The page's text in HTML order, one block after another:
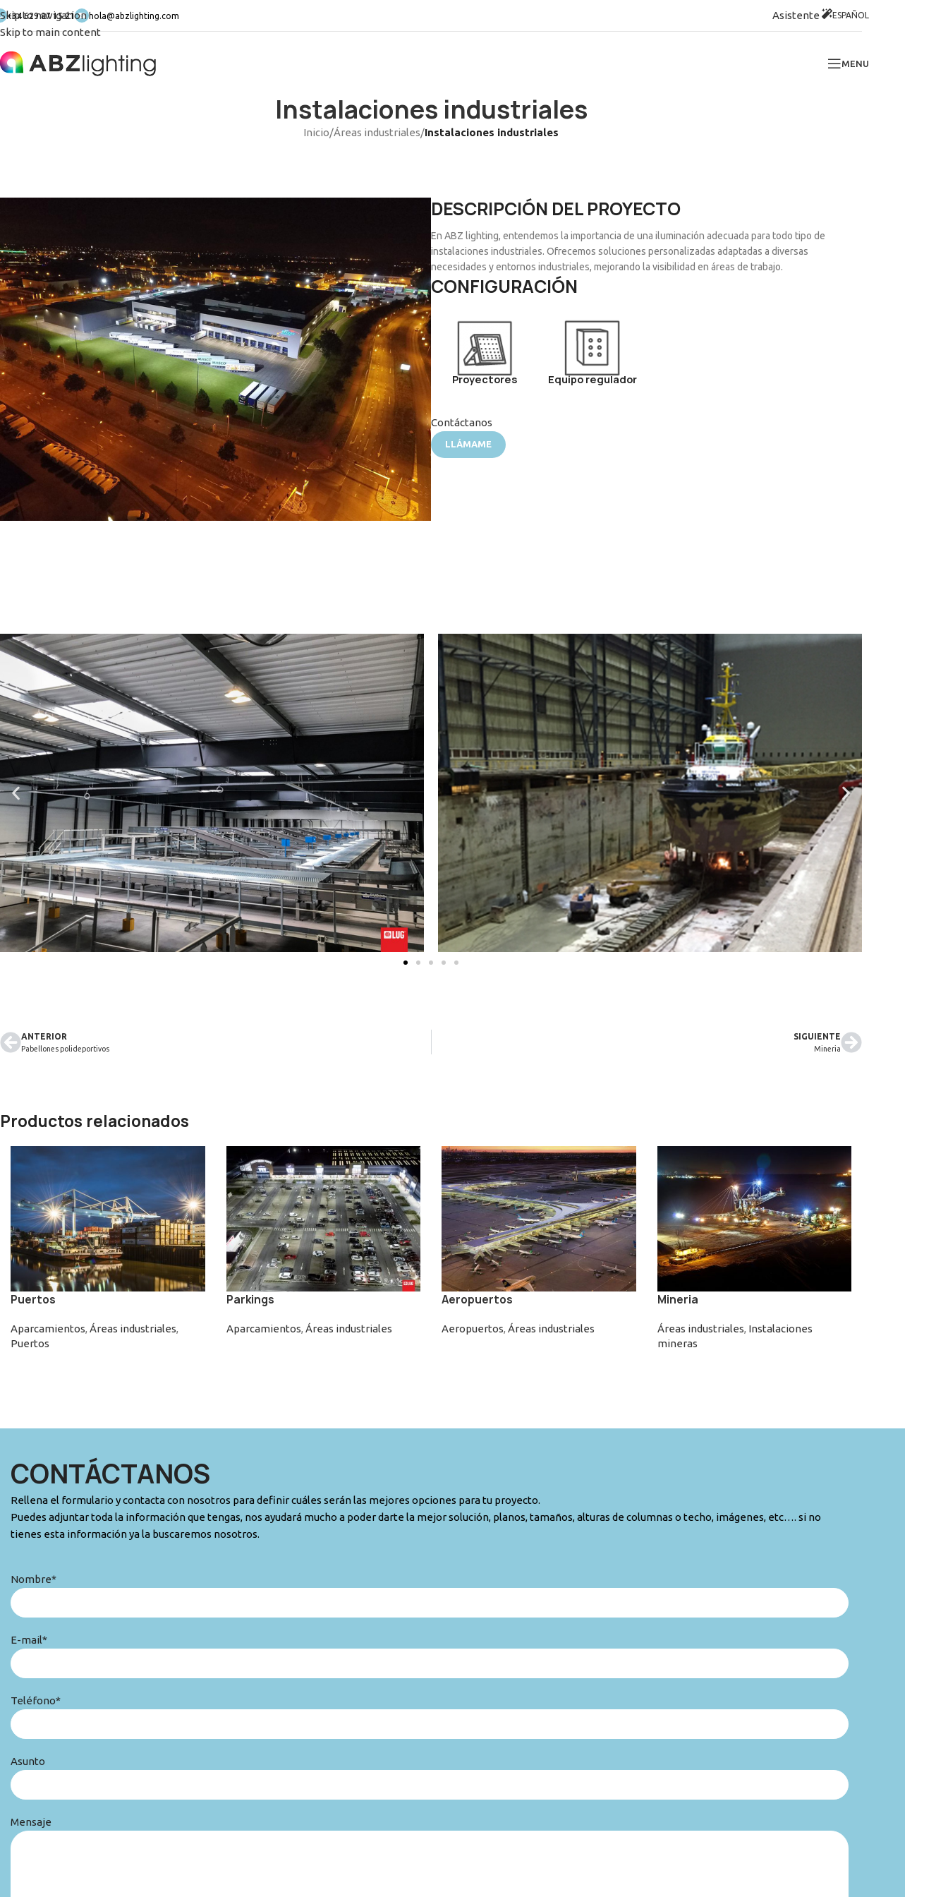
Skip to navigation
Skip to main content
+34 629 87 15 21 hola@abzlighting.com Asistente ESPAÑOL
MENU
Instalaciones industriales
Inicio/Áreas industriales/Instalaciones industriales
DESCRIPCIÓN DEL PROYECTO
En ABZ lighting, entendemos la importancia de una iluminación adecuada para todo tipo de
instalaciones industriales. Ofrecemos soluciones personalizadas adaptadas a diversas
necesidades y entornos industriales, mejorando la visibilidad en áreas de trabajo.
CONFIGURACIÓN
Proyectores Equipo regulador
Contáctanos
LLÁMAME
ANTERIOR
Pabellones polideportivos
SIGUIENTE
Mineria
Productos relacionados
Puertos
Aparcamientos, Áreas industriales,
Puertos
Parkings
Aparcamientos, Áreas industriales
Aeropuertos
Aeropuertos, Áreas industriales
Mineria
Áreas industriales, Instalaciones
mineras
CONTÁCTANOS
Rellena el formulario y contacta con nosotros para definir cuáles serán las mejores opciones para tu proyecto.
Puedes adjuntar toda la información que tengas, nos ayudará mucho a poder darte la mejor solución, planos, tamaños, alturas de columnas o techo, imágenes, etc…. si no
tienes esta información ya la buscaremos nosotros.
Nombre*
E-mail*
Teléfono*
Asunto
Mensaje